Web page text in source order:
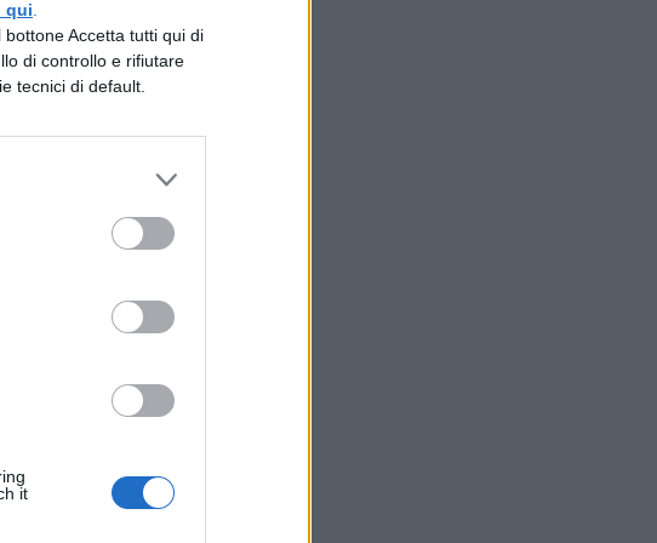
qui
Accetta tutti qui di
di controllo e rifiutare
tecnici di default.
it
di